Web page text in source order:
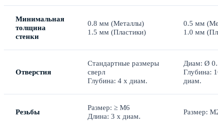
Минимальная
толщина
стенки
0.8 мм (Металлы)
1.5 мм (Пластики)
0.5 мм
1.0 мм
Отверстия
Стандартные размеры
сверл
Глубина: 4 x диам.
Диам: Ø
Глубина:
диам.
Резьбы
Размер: ≥ M6
Длина: 3 x диам.
Размер: